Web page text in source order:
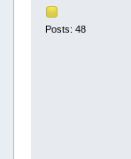
Posts: 48